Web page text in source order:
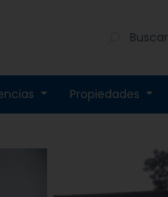
Propiedades
Buscar